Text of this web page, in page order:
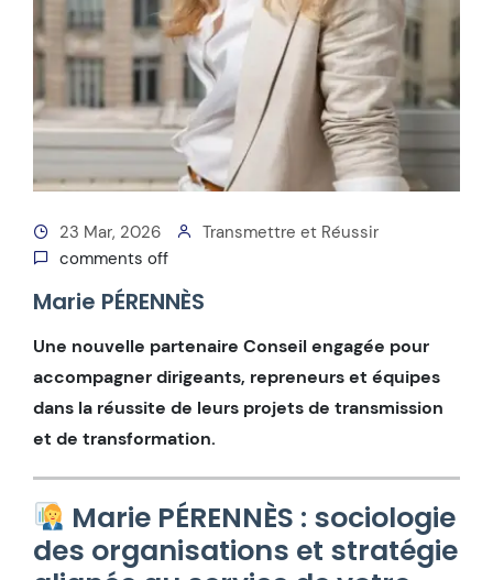
23 Mar, 2026
Transmettre et Réussir
comments off
Marie PÉRENNÈS
Une nouvelle partenaire Conseil engagée pour
accompagner dirigeants, repreneurs et équipes
dans la réussite de leurs projets de transmission
et de transformation.
Marie PÉRENNÈS : sociologie
des organisations et stratégie